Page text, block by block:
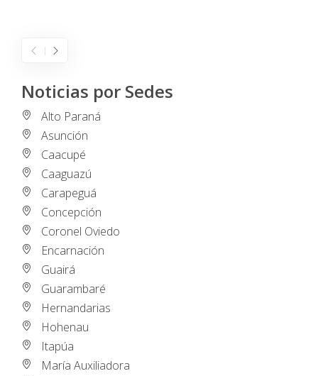
Noticias por Sedes
Alto Paraná
Asunción
Caacupé
Caaguazú
Carapeguá
Concepción
Coronel Oviedo
Encarnación
Guairá
Guarambaré
Hernandarias
Hohenau
Itapúa
María Auxiliadora